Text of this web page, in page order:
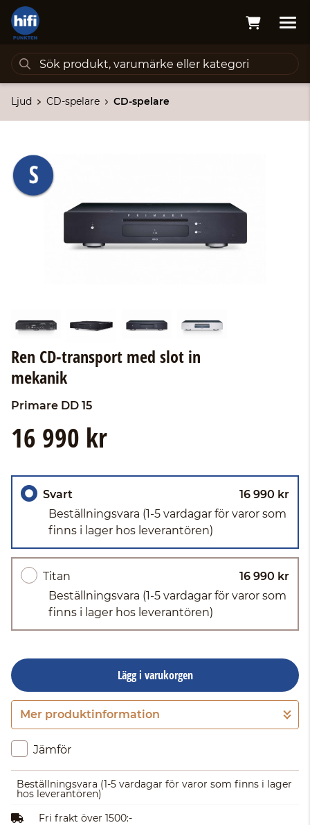
Ljud CD-spelare CD-spelare
Ren CD-transport med slot in
mekanik
Primare DD 15
16 990 kr
Svart
16 990 kr
Beställningsvara (1-5 vardagar för varor som
finns i lager hos leverantören)
Titan
16 990 kr
Beställningsvara (1-5 vardagar för varor som
finns i lager hos leverantören)
Lägg i varukorgen
Gå till kassan
Mer produktinformation
Jämför
Beställningsvara (1-5 vardagar för varor som finns i lager
hos leverantören)
Fri frakt över 1500:-